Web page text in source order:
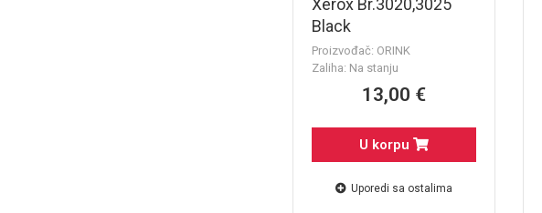
Black
Proizvođač: ORINK
Zaliha: Na stanju
13,00 €
U korpu
Uporedi sa ostalima